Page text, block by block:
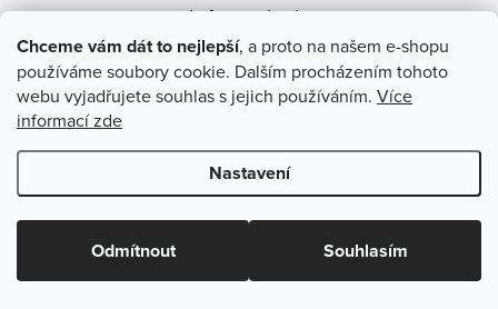
Chceme vám dát to nejlepší, a proto na našem e-shopu
používáme soubory cookie. Dalším procházením tohoto
webu vyjadřujete souhlas s jejich používáním. Více
informací zde
Nastavení
Odmítnout Souhlasím
info@uvlasku.cz
Copyright 2026UVlásku.cz. Všechna práva vyhrazena.Upravit
nastavení cookies